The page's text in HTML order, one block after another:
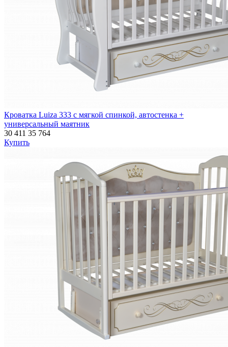
Кроватка Luiza 333 с мягкой спинкой, автостенка +
универсальный маятник
30 411 35 764
Купить